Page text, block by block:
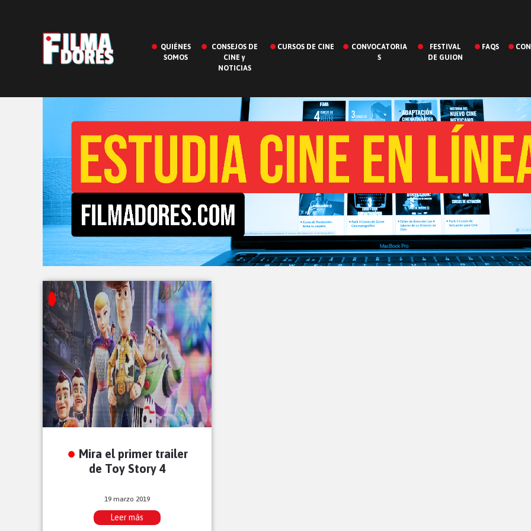
QUIÉNES
SOMOS
CONSEJOS DE
CINE y
NOTICIAS
CURSOS DE CINE
CONVOCATORIA
S
FESTIVAL
DE GUION
FAQS
Mira el primer trailer
de Toy Story 4
19 marzo 2019
Leer más